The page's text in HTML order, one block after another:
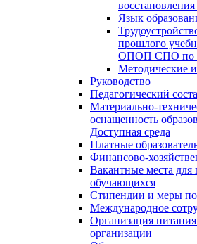
Язык
прошлого
ОПОП СПО по
Методические
Руководство
Педагогический
Материально-
оснащенность
Доступная среда
Платные
Финансово-
Вакантные места для
обучающихся
Стипендии и меры
Международное
Организация
организации